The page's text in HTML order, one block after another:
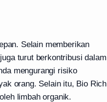
Selain memberikan
turut berkontribusi dalam
mengurangi risiko
orang. Selain itu, Bio Rich
limbah organik.